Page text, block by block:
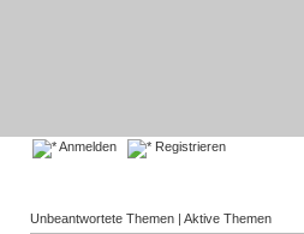
Anmelden Registrieren
Unbeantwortete Themen | Aktive Themen